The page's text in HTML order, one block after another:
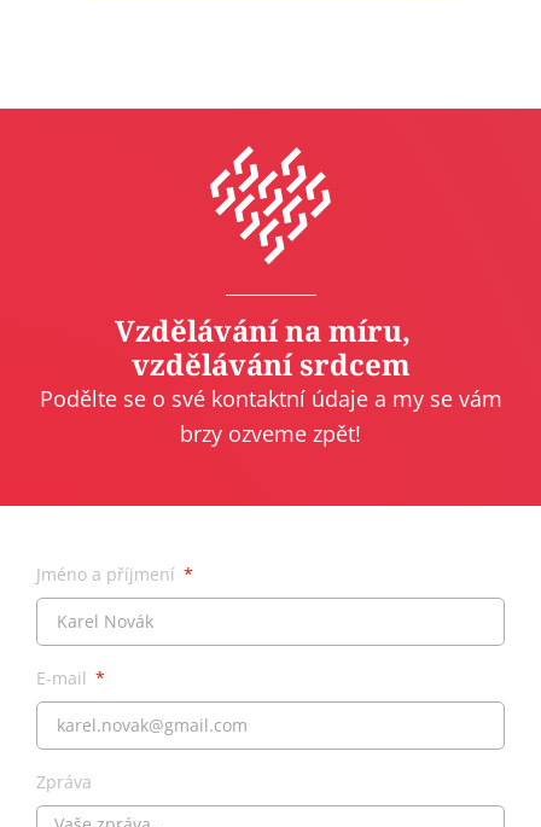
Vzdělávání na míru,
vzdělávání srdcem
Podělte se o své kontaktní údaje a my se vám
brzy ozveme zpět!
Jméno a příjmení
E-mail
Zpráva